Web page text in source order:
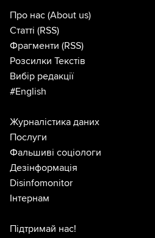
Про нас (About us)
Статті (RSS)
Фрагменти (RSS)
Розсилки Текстів
Вибір редакції
#English
Журналістика даних
Послуги
Фальшиві соціологи
Дезінформація
Disinfomonitor
Інтернам
Підтримай нас!